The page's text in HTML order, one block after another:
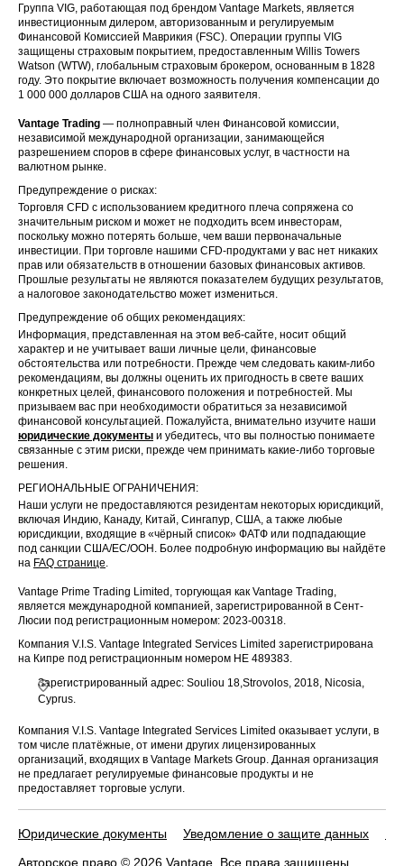
US MPLX MPLX LP 7 Nov 2025
US NSC
Norfolk
Southern
Corp
7 Nov 2025
US PAYX Paychex Inc 7 Nov 2025
US PFIZER PFIZER INC 7 Nov 2025
US PH
Hannifin
Corp
7 Nov 2025
US UL Unilever Plc 7 Nov 2025
WELLS FAR
GO & CO
Группа VIG, работающая под брендом Vantage Markets, является
инвестиционным дилером, авторизованным и регулируемым
Финансовой Комиссией Маврикия (FSC). Операции группы VIG
защищены страховым покрытием, предоставленным Willis Towers
Watson (WTW), глобальным страховым брокером, основанным в 1828
году. Это покрытие включает возможность получения компенсации до
1 000 000 долларов США на одного заявителя.
Vantage Trading — полноправный член Финансовой комиссии,
независимой международной организации, занимающейся
разрешением споров в сфере финансовых услуг, в частности на
валютном рынке.
Предупреждение о рисках:
Торговля CFD с использованием кредитного плеча сопряжена со
значительным риском и может не подходить всем инвесторам,
поскольку можно потерять больше, чем ваши первоначальные
инвестиции. При торговле нашими CFD-продуктами у вас нет никаких
прав или обязательств в отношении базовых финансовых активов.
Прошлые результаты не являются показателем будущих результатов,
а налоговое законодательство может измениться.
Предупреждение об общих рекомендациях:
Информация, представленная на этом веб-сайте, носит общий
характер и не учитывает ваши личные цели, финансовые
обстоятельства или потребности. Прежде чем следовать каким-либо
рекомендациям, вы должны оценить их пригодность в свете ваших
конкретных целей, финансового положения и потребностей. Мы
призываем вас при необходимости обратиться за независимой
финансовой консультацией. Пожалуйста, внимательно изучите наши
юридические документы и убедитесь, что вы полностью понимаете
связанные с этим риски, прежде чем принимать какие-либо торговые
решения.
РЕГИОНАЛЬНЫЕ ОГРАНИЧЕНИЯ:
Наши услуги не предоставляются резидентам некоторых юрисдикций,
включая Индию, Канаду, Китай, Сингапур, США, а также любые
юрисдикции, входящие в «чёрный список» ФАТФ или подпадающие
под санкции США/ЕС/ООН. Более подробную информацию вы найдёте
на FAQ странице.
Vantage Prime Trading Limited, торгующая как Vantage Trading,
является международной компанией, зарегистрированной в Сент-
Люсии под регистрационным номером: 2023-00318.
Компания V.I.S. Vantage Integrated Services Limited зарегистрирована
на Кипре под регистрационным номером HE 489383.
Зарегистрированный адрес: Souliou 18,Strovolos, 2018, Nicosia,
Cyprus.
Компания V.I.S. Vantage Integrated Services Limited оказывает услуги, в
том числе платёжные, от имени других лицензированных
организаций, входящих в Vantage Markets Group. Данная организация
не предлагает регулируемые финансовые продукты и не
предоставляет торговые услуги.
Юридические документы Уведомление о защите данных
Авторское право © 2026 Vantage. Все права защищены.